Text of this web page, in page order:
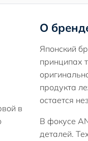
в
О
Японский
принципах
продукта
остается
В фокусе
деталей.